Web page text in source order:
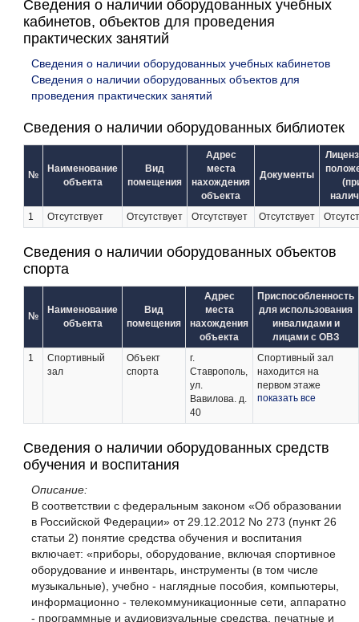
Сведения о наличии оборудованных учебных
кабинетов, объектов для проведения
практических занятий
Сведения о наличии оборудованных учебных кабинетов
Сведения о наличии оборудованных объектов для
проведения практических занятий
Сведения о наличии оборудованных библиотек
№
Наименование
объекта
Вид
помещения
Адрес
места
нахождения
объекта
Документы
1
Отсутствует Отсутствует Отсутствует Отсутствует
Сведения о наличии оборудованных объектов
спорта
№
Наименование
объекта
Вид
помещения
Адрес
места
нахождения
объекта
Приспособленность
для использования
инвалидами и
лицами с ОВЗ
1
Спортивный
зал
Объект
спорта
г.
Ставрополь,
ул.
Вавилова. д.
40
Спортивный зал
находится на
первом этаже
Дворца спорта
«СПАРТАК».
дверей в здание
маневрирования
кресла-коляски
перед входной
соответствуют
требованиям,
предъявляемым к
размерам и
расстояниям, для
показать все
Сведения о наличии оборудованных средств
обучения и воспитания
Описание:
В соответствии с федеральным законом «Об образовании
в Российской Федерации» от 29.12.2012 No 273 (пункт 26
статьи 2) понятие средства обучения и воспитания
включает: «приборы, оборудование, включая спортивное
оборудование и инвентарь, инструменты (в том числе
музыкальные), учебно - наглядные пособия, компьютеры,
информационно - телекоммуникационные сети, аппаратно
- программные и аудиовизуальные средства, печатные и